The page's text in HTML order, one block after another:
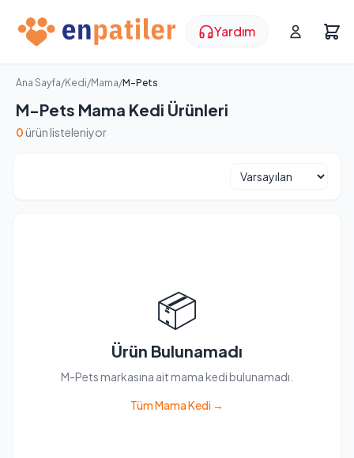
Yardım
Ana Sayfa/Kedi/Mama/M-Pets
M-Pets Mama Kedi Ürünleri
0 ürün listeleniyor
📦
Ürün Bulunamadı
M-Pets markasına ait mama kedi bulunamadı.
Tüm Mama Kedi →